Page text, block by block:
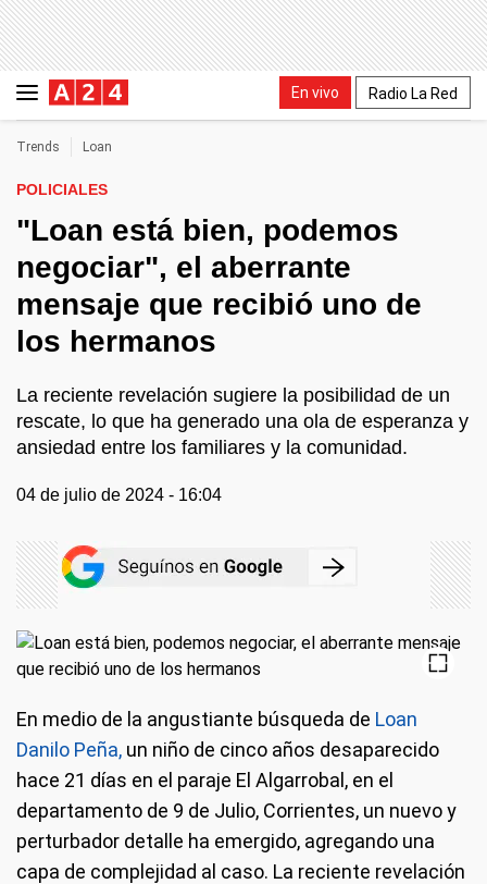
En vivo Radio La Red
Trends Loan
POLICIALES
"Loan está bien, podemos
negociar", el aberrante
mensaje que recibió uno de
los hermanos
La reciente revelación sugiere la posibilidad de un
rescate, lo que ha generado una ola de esperanza y
ansiedad entre los familiares y la comunidad.
04 de julio de 2024 - 16:04
En medio de la angustiante búsqueda de Loan
Danilo Peña, un niño de cinco años desaparecido
hace 21 días en el paraje El Algarrobal, en el
departamento de 9 de Julio, Corrientes, un nuevo y
perturbador detalle ha emergido, agregando una
capa de complejidad al caso. La reciente revelación